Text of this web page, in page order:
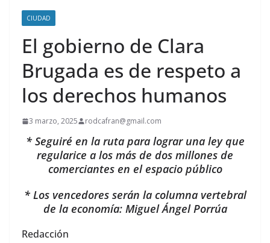
CIUDAD
El gobierno de Clara
Brugada es de respeto a
los derechos humanos
3 marzo, 2025 rodcafran@gmail.com
* Seguiré en la ruta para lograr una ley que
regularice a los más de dos millones de
comerciantes en el espacio público
* Los vencedores serán la columna vertebral
de la economía: Miguel Ángel Porrúa
Redacción